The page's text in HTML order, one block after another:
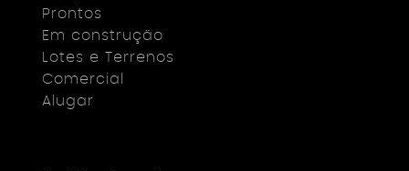
Prontos
Em construção
Lotes e Terrenos
Comercial
Alugar